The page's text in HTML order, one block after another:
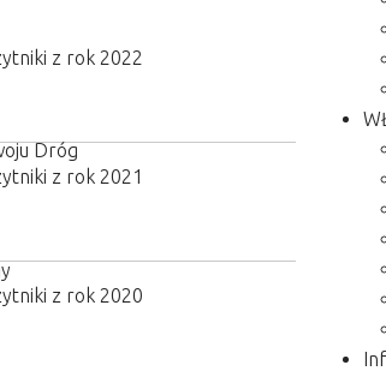
Dróg
z rok 2022
z rok 2021
z rok 2020